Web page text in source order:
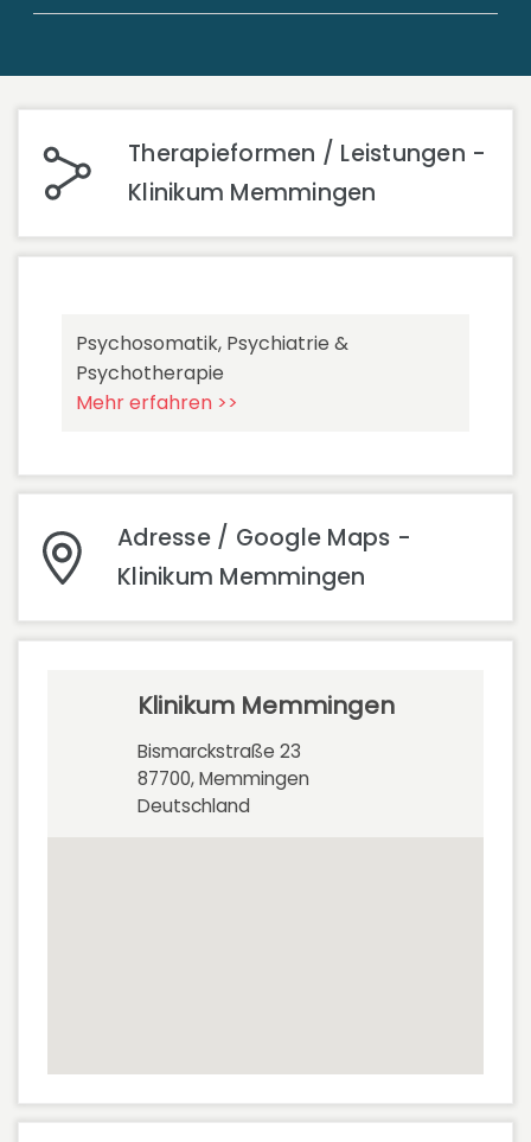
Therapieformen / Leistungen -
Klinikum Memmingen
Psychosomatik, Psychiatrie &
Psychotherapie
Mehr erfahren >>
Adresse / Google Maps -
Klinikum Memmingen
Klinikum Memmingen
Bismarckstraße 23
87700, Memmingen
Deutschland